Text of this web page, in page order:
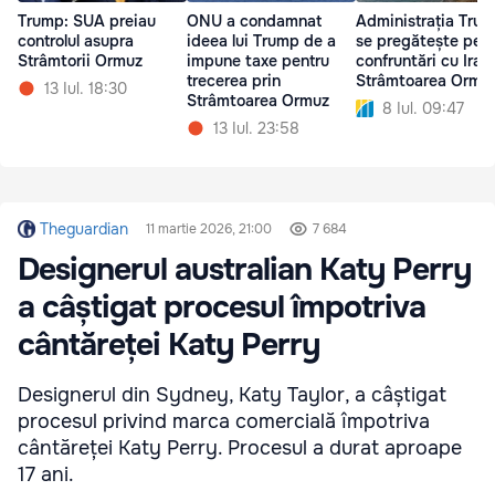
Trump: SUA preiau
controlul asupra
Strâmtorii Ormuz
13 Iul. 18:30
ONU a condamnat
ideea lui Trump de a
impune taxe pentru
trecerea prin
Strâmtoarea Ormuz
13 Iul. 23:58
Administrația
se pregătește
confruntări cu
Strâmtoarea
8 Iul. 09:47
Theguardian 11 martie 2026, 21:00 7 684
Designerul australian Katy Perry
a câștigat procesul împotriva
cântăreței Katy Perry
Designerul din Sydney, Katy Taylor, a câștigat
procesul privind marca comercială împotriva
cântăreței Katy Perry. Procesul a durat aproape
17 ani.